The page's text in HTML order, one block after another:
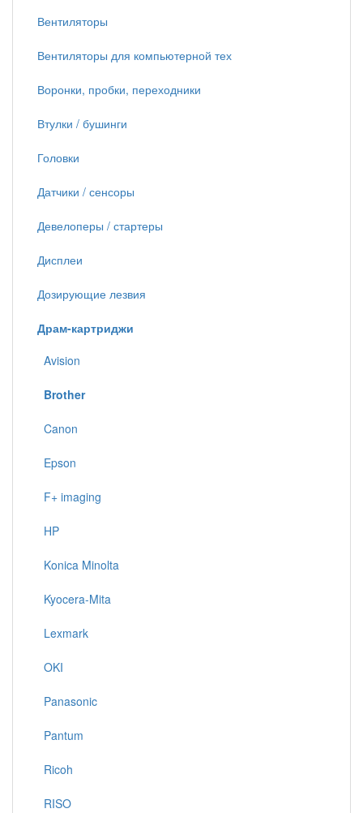
Вентиляторы
Вентиляторы для компьютерной тех
Воронки, пробки, переходники
Втулки / бушинги
Головки
Датчики / сенсоры
Девелоперы / стартеры
Дисплеи
Дозирующие лезвия
Драм-картриджи
Avision
Brother
Canon
Epson
F+ imaging
HP
Konica Minolta
Kyocera-Mita
Lexmark
OKI
Panasonic
Pantum
Ricoh
RISO